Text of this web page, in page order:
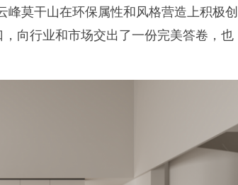
莫干山在环保属性和风格营造上积极创
向行业和市场交出了一份完美答卷，也